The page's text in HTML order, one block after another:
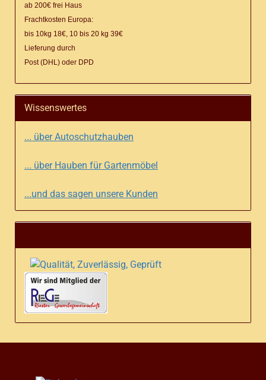
ab 200€ frei Haus
Frachtkosten Europa:
bis 10kg 18€, 10 bis 20 kg 39€
Lieferung durch
Post (DHL) oder DPD
Wissenswertes
... über Autoschutzhauben
... über Hauben für Gartenmöbel
...und das sagen unsere Kunden